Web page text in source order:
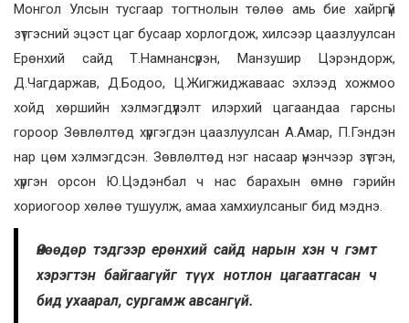
Монгол Улсын тусгаар тогтнолын төлөө амь бие хайргүй
зүтгэсний эцэст цаг бусаар хорлогдож, хилсээр цаазлуулсан
Ерөнхий сайд Т.Намнансүрэн, Манзушир Цэрэндорж,
Д.Чагдаржав, Д.Бодоо, Ц.Жигжиджаваас эхлээд хожмоо
хойд хөршийн хэлмэгдүүлэлт илэрхий цагаандаа гарсны
гороор Зөвлөлтөд хүргэгдэн цаазлуулсан А.Амар, П.Гэндэн
нар цөм хэлмэгдсэн. Зөвлөлтөд нэг насаар үнэнчээр зүтгэн,
хүргэн орсон Ю.Цэдэнбал ч нас барахын өмнө гэрийн
хориогоор хөлөө тушуулж, амаа хамхиулсаныг бид мэднэ.
Өнөөдөр тэдгээр ерөнхий сайд нарын хэн ч гэмт
хэрэгтэн байгаагүйг түүх нотлон цагаатгасан ч
бид ухаарал, сургамж авсангүй.